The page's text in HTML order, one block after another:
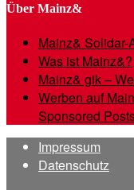
Über Mainz&
Mainz& Solidar-
Was ist Mainz&?
Mainz& gik –
Werben auf
Sponsored
Impressum
Datenschutz